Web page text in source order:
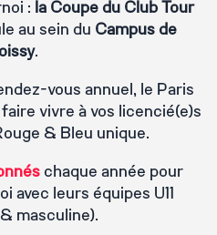
: la Coupe du Club Tour
au sein du Campus de
.
vous annuel, le Paris
vivre à vos licencié(e)s
& Bleu unique.
chaque année pour
leurs équipes U11
masculine).